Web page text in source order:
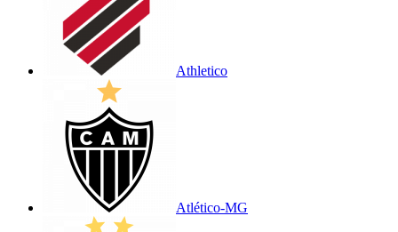
Athletico
Atlético-MG